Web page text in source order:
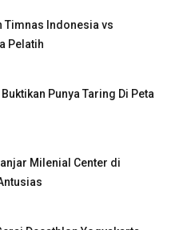
Timnas Indonesia vs
Pelatih
Punya Taring Di Peta
Milenial Center di